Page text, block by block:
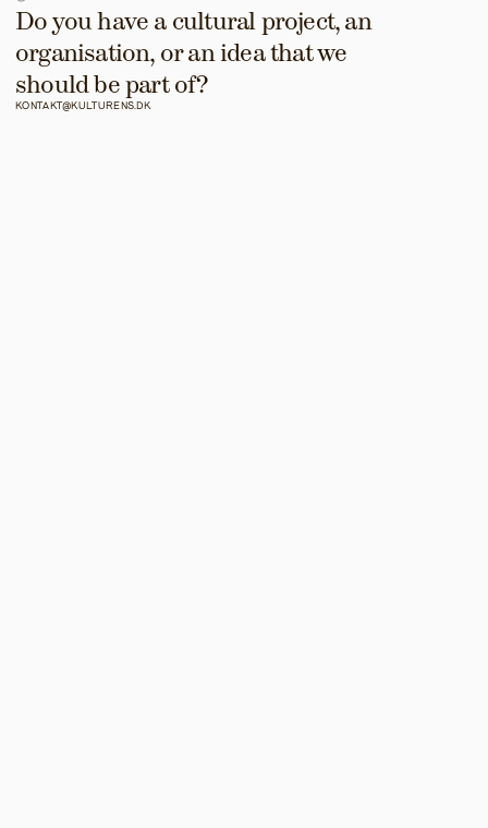
Do you have a cultural project, an
organisation, or an idea that we
should be part of?
KONTAKT@KULTURENS.DK